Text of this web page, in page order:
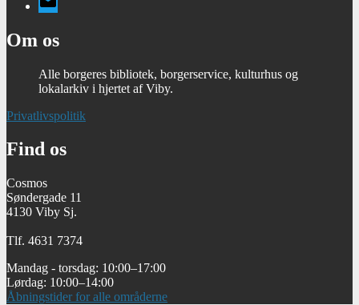
mail
Om os
Alle borgeres bibliotek, borgerservice, kulturhus og
lokalarkiv i hjertet af Viby.
Privatlivspolitik
Find os
Cosmos
Søndergade 11
4130 Viby Sj.
Tlf. 4631 7374
Mandag - torsdag: 10:00–17:00
Lørdag: 10:00–14:00
Åbningstider for alle områderne